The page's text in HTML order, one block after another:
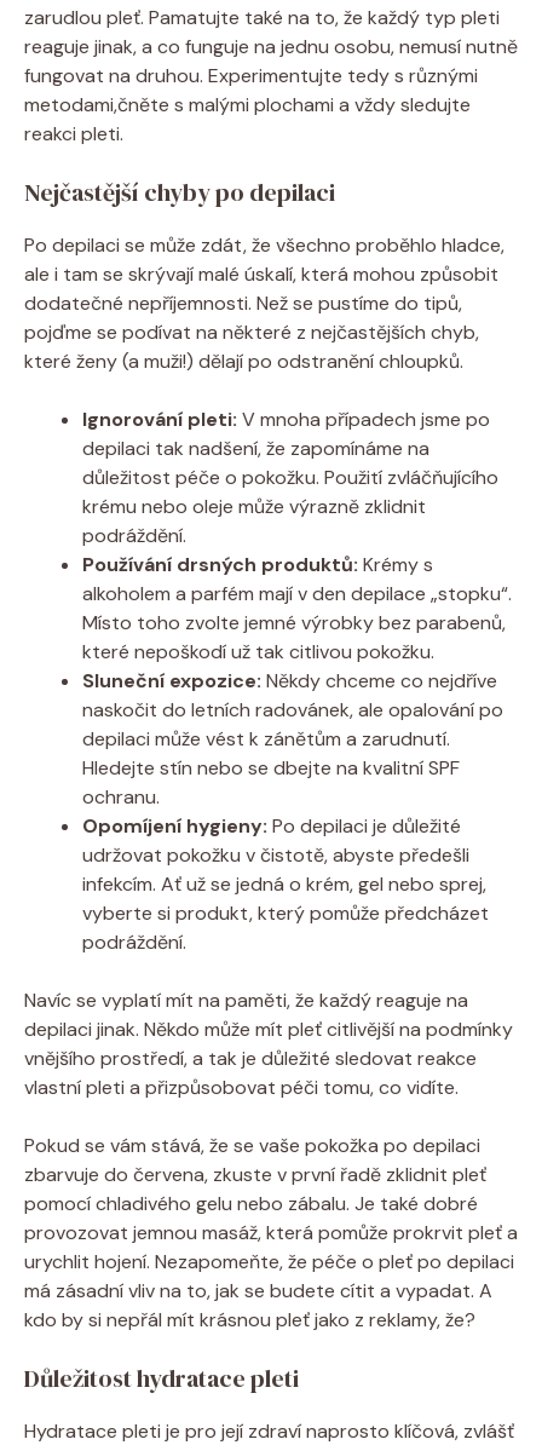
zarudlou pleť. Pamatujte také na to, že každý typ pleti
reaguje jinak, a co funguje na jednu osobu, nemusí nutně
fungovat na druhou. Experimentujte tedy s různými
metodami,čněte s malými plochami a vždy sledujte
reakci pleti.
Nejčastější chyby po depilaci
Po depilaci se může zdát, že všechno proběhlo hladce,
ale i tam se skrývají malé úskalí, která mohou způsobit
dodatečné nepříjemnosti. Než se pustíme do tipů,
pojďme se podívat na některé z nejčastějších chyb,
které ženy (a muži!) dělají po odstranění chloupků.
Ignorování pleti: V mnoha případech jsme po
depilaci tak nadšení, že zapomínáme na
důležitost péče o pokožku. Použití zvláčňujícího
krému nebo oleje může výrazně zklidnit
podráždění.
Používání drsných produktů: Krémy s
alkoholem a parfém mají v den depilace „stopku“.
Místo toho zvolte jemné výrobky bez parabenů,
které nepoškodí už tak citlivou pokožku.
Sluneční expozice: Někdy chceme co nejdříve
naskočit do letních radovánek, ale opalování po
depilaci může vést k zánětům a zarudnutí.
Hledejte stín nebo se dbejte na kvalitní SPF
ochranu.
Opomíjení hygieny: Po depilaci je důležité
udržovat pokožku v čistotě, abyste předešli
infekcím. Ať už se jedná o krém, gel nebo sprej,
vyberte si produkt, který pomůže předcházet
podráždění.
Navíc se vyplatí mít na paměti, že každý reaguje na
depilaci jinak. Někdo může mít pleť citlivější na podmínky
vnějšího prostředí, a tak je důležité sledovat reakce
vlastní pleti a přizpůsobovat péči tomu, co vidíte.
Pokud se vám stává, že se vaše pokožka po depilaci
zbarvuje do červena, zkuste v první řadě zklidnit pleť
pomocí chladivého gelu nebo zábalu. Je také dobré
provozovat jemnou masáž, která pomůže prokrvit pleť a
urychlit hojení. Nezapomeňte, že péče o pleť po depilaci
má zásadní vliv na to, jak se budete cítit a vypadat. A
kdo by si nepřál mít krásnou pleť jako z reklamy, že?
Důležitost hydratace pleti
Hydratace pleti je pro její zdraví naprosto klíčová, zvlášť